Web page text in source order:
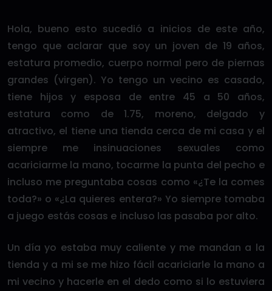
Hola, bueno esto sucedió a inicios de este año,
tengo que aclarar que soy un joven de 19 años,
estatura promedio, cuerpo normal pero de piernas
grandes (virgen). Yo tengo un vecino es casado,
tiene hijos y esposa de entre 45 a 50 años,
estatura como de 1.75, moreno, delgado y
atractivo, el tiene una tienda cerca de mi casa y el
siempre me insinuaciones sexuales como
acariciarme la mano, tocarme la punta del pecho e
incluso me preguntaba cosas como «¿Te la comes
toda?» o «¿La quieres entera?» Yo siempre tomaba
a juego estás cosas e incluso las pasaba por alto.
Un día yo estaba muy caliente y me mandan a la
tienda y a mi se me hizo fácil acariciarle la mano a
mi vecino y hacerle en el dedo como si lo estuviera